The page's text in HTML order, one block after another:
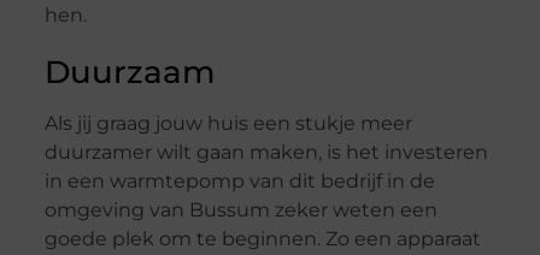
hen.
Duurzaam
Als jij graag jouw huis een stukje meer
duurzamer wilt gaan maken, is het investeren
in een warmtepomp van dit bedrijf in de
omgeving van Bussum zeker weten een
goede plek om te beginnen. Zo een apparaat